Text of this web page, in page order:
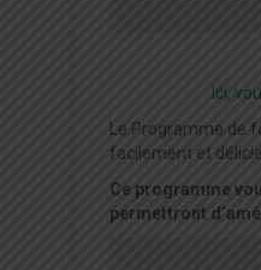
Ici,
Le Programme de
facilement et
Ce programme
permettront